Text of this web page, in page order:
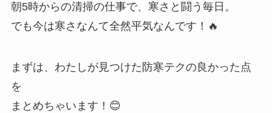
朝5時からの清掃の仕事で、寒さと闘う毎日。
でも今は寒さなんて全然平気なんです！🔥
まずは、わたしが見つけた防寒テクの良かった点
を
まとめちゃいます！😊